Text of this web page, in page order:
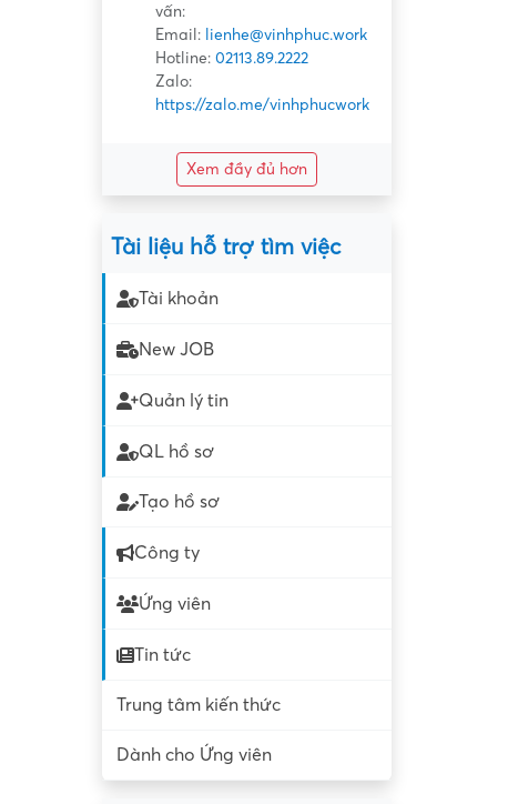
vấn:
Email: lienhe@vinhphuc.work
Hotline: 02113.89.2222
Zalo:
https://zalo.me/vinhphucwork
Xem đầy đủ hơn
Tài liệu hỗ trợ tìm việc
Tài khoản
New JOB
Quản lý tin
QL hồ sơ
Tạo hồ sơ
Công ty
Ứng viên
Tin tức
Trung tâm kiến thức
Dành cho Ứng viên